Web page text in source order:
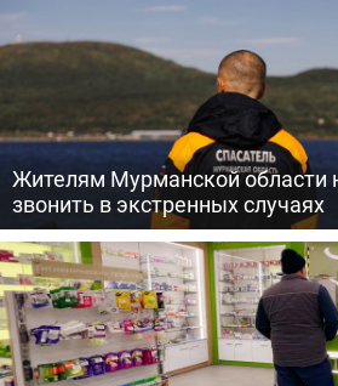
Жителям Мурманской области
звонить в экстренных случаях